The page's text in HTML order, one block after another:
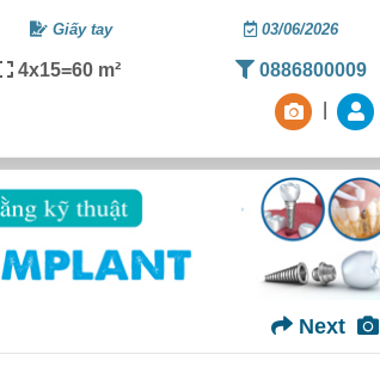
Giấy tay 03/06/2026
4x15=60 m² 0886800009
Next